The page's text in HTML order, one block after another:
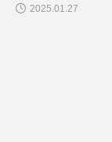
2025.01.27